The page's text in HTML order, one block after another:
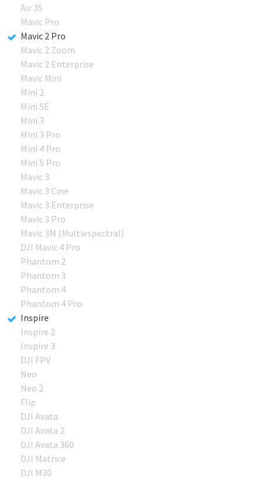
Air 3S
Mavic Pro
Mavic 2 Pro
Mavic 2 Zoom
Mavic 2 Enterprise
Mavic Mini
Mini 2
Mini SE
Mini 3
Mini 3 Pro
Mini 4 Pro
Mini 5 Pro
Mavic 3
Mavic 3 Cine
Mavic 3 Enterprise
Mavic 3 Pro
Mavic 3M (Multiespectral)
DJI Mavic 4 Pro
Phantom 2
Phantom 3
Phantom 4
Phantom 4 Pro
Inspire
Inspire 2
Inspire 3
DJI FPV
Neo
Neo 2
Flip
DJI Avata
DJI Avata 2
DJI Avata 360
DJI Matrice
DJI M30